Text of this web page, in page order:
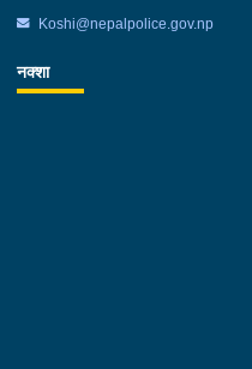
उपस्थिती रहेको थियो ।
स्थापित गर्न सदैव क्रियाशिल रहने
Koshi@nepalpolice.gov.np
नक्शा